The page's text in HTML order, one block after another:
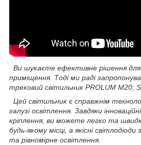
Ви шукаєте ефективне рішення
приміщення. Тоді ми раді
трековий світильник PROLUM M20;
Цей світильник є справжнім
галузі освітлення. Завдяки
кріплення, ви можете легко та
будь-якому місці, а якісні
та рівномірне освітлення.